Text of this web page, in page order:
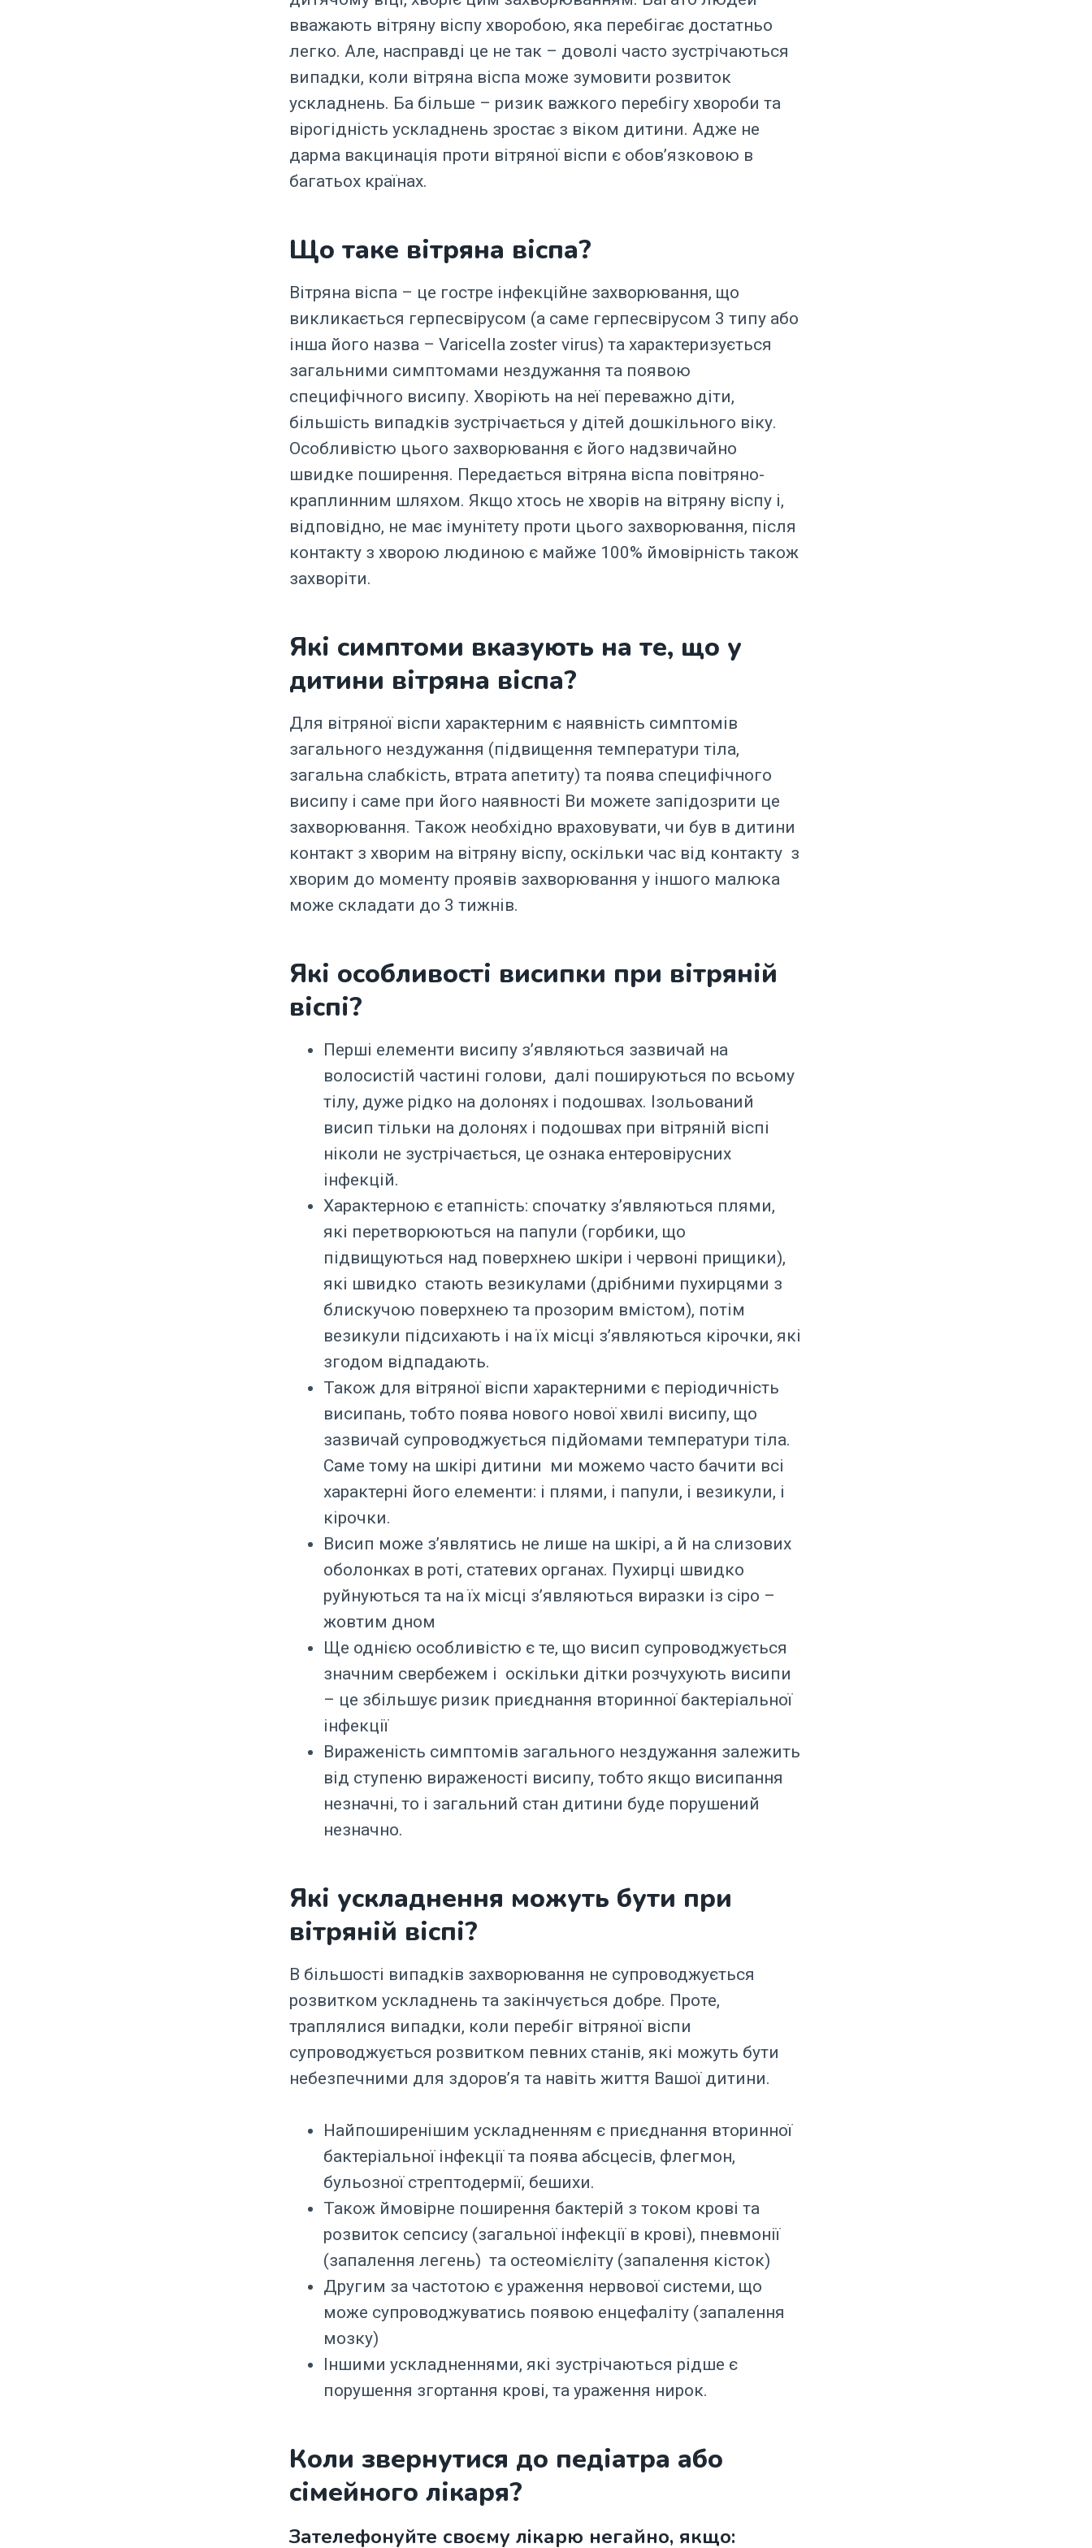
вважають вітряну віспу хворобою, яка перебігає достатньо
легко. Але, насправді це не так – доволі часто зустрічаються
випадки, коли вітряна віспа може зумовити розвиток
ускладнень. Ба більше – ризик важкого перебігу хвороби та
вірогідність ускладнень зростає з віком дитини. Адже не
дарма вакцинація проти вітряної віспи є обов’язковою в
багатьох країнах.
Що таке вітряна віспа?
Вітряна віспа – це гостре інфекційне захворювання, що
викликається герпесвірусом (а саме герпесвірусом 3 типу або
інша його назва – Varicella zoster virus) та характеризується
загальними симптомами нездужання та появою
специфічного висипу. Хворіють на неї переважно діти,
більшість випадків зустрічається у дітей дошкільного віку.
Особливістю цього захворювання є його надзвичайно
швидке поширення. Передається вітряна віспа повітряно-
краплинним шляхом. Якщо хтось не хворів на вітряну віспу і,
відповідно, не має імунітету проти цього захворювання, після
контакту з хворою людиною є майже 100% ймовірність також
захворіти.
Які симптоми вказують на те, що у
дитини вітряна віспа?
Для вітряної віспи характерним є наявність симптомів
загального нездужання (підвищення температури тіла,
загальна слабкість, втрата апетиту) та поява специфічного
висипу і саме при його наявності Ви можете запідозрити це
захворювання. Також необхідно враховувати, чи був в дитини
контакт з хворим на вітряну віспу, оскільки час від контакту з
хворим до моменту проявів захворювання у іншого малюка
може складати до 3 тижнів.
Які особливості висипки при вітряній
віспі?
Перші елементи висипу з’являються зазвичай на
волосистій частині голови, далі пошируються по всьому
тілу, дуже рідко на долонях і подошвах. Ізольований
висип тільки на долонях і подошвах при вітряній віспі
ніколи не зустрічається, це ознака ентеровірусних
інфекцій.
Характерною є етапність: спочатку з’являються плями,
які перетворюються на папули (горбики, що
підвищуються над поверхнею шкіри і червоні прищики),
які швидко стають везикулами (дрібними пухирцями з
блискучою поверхнею та прозорим вмістом), потім
везикули підсихають і на їх місці з’являються кірочки, які
згодом відпадають.
Також для вітряної віспи характерними є періодичність
висипань, тобто поява нового нової хвилі висипу, що
зазвичай супроводжується підйомами температури тіла.
Саме тому на шкірі дитини ми можемо часто бачити всі
характерні його елементи: і плями, і папули, і везикули, і
кірочки.
Висип може з’являтись не лише на шкірі, а й на слизових
оболонках в роті, статевих органах. Пухирці швидко
руйнуються та на їх місці з’являються виразки із сіро –
жовтим дном
Ще однією особливістю є те, що висип супроводжується
значним свербежем і оскільки дітки розчухують висипи
– це збільшує ризик приєднання вторинної бактеріальної
інфекції
Вираженість симптомів загального нездужання залежить
від ступеню вираженості висипу, тобто якщо висипання
незначні, то і загальний стан дитини буде порушений
незначно.
Які ускладнення можуть бути при
вітряній віспі?
В більшості випадків захворювання не супроводжується
розвитком ускладнень та закінчується добре. Проте,
траплялися випадки, коли перебіг вітряної віспи
супроводжується розвитком певних станів, які можуть бути
небезпечними для здоров’я та навіть життя Вашої дитини.
Найпоширенішим ускладненням є приєднання вторинної
бактеріальної інфекції та поява абсцесів, флегмон,
бульозної стрептодермії, бешихи.
Також ймовірне поширення бактерій з током крові та
розвиток сепсису (загальної інфекції в крові), пневмонії
(запалення легень) та остеомієліту (запалення кісток)
Другим за частотою є ураження нервової системи, що
може супроводжуватись появою енцефаліту (запалення
мозку)
Іншими ускладненнями, які зустрічаються рідше є
порушення згортання крові, та ураження нирок.
Коли звернутися до педіатра або
сімейного лікаря?
Зателефонуйте своєму лікарю негайно, якщо: